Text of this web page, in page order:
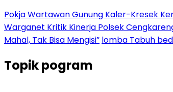
Pokja Wartawan Gunung Kaler-Kresek
Warganet Kritik Kinerja Polsek
Mahal, Tak Bisa Mengisi” lomba Tabuh
Topikpogram